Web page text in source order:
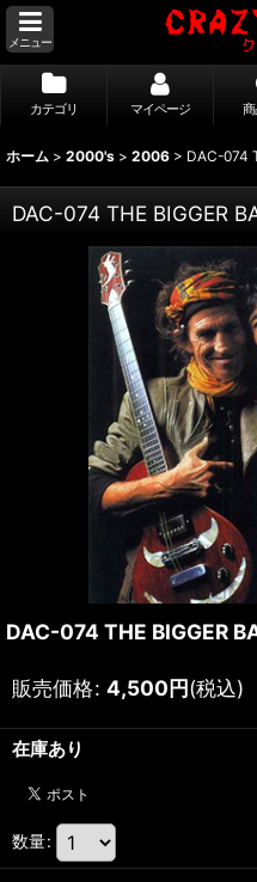
メニュー
カテゴリ マイページ
ホーム > 2000's > 2006 > DAC-074
DAC-074 THE BIGGER
DAC-074 THE BIGGER
販売価格: 4,500円(税込)
在庫あり
数量: